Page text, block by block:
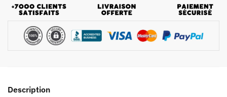
Description